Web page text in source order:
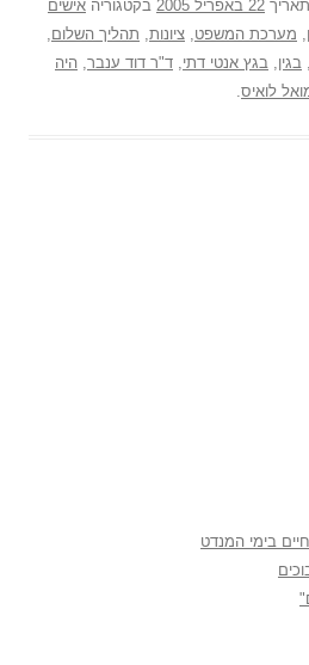
22 באפריל 2005 בקטגוריה אישים
, מערכת המשפט, ציונות, תהליך השלום,
, בגין, בגץ אנטי דתי, ד"ר דוד ענבר, היה
לואיס.
בימי המנדט